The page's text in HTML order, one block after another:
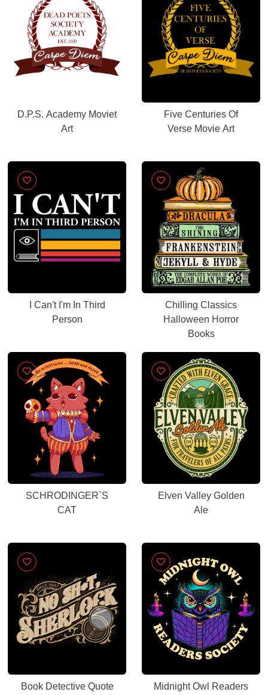
D.P.S. Academy Moviet
Art
Five Centuries Of
Verse Movie Art
I Can't I'm In Third
Person
Chilling Classics
Halloween Horror
Books
SCHRODINGER`S
CAT
Elven Valley Golden
Ale
Book Detective Quote
Midnight Owl Readers